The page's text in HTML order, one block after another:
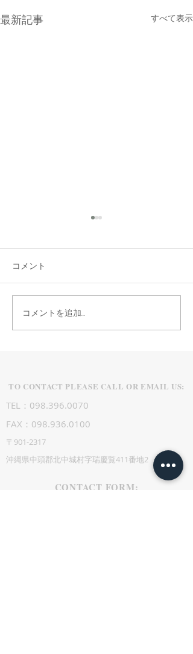
最新記事 すべて表示
Open
コメント
コメントを追加…
TO CONTACT PLEASE CALL OR EMAIL US:
TEL：098.396.0070
FAX：098.936.0100
〒901-2317
沖縄県中頭郡北中城村字瑞慶覧411番地2
CONTACT FORM: